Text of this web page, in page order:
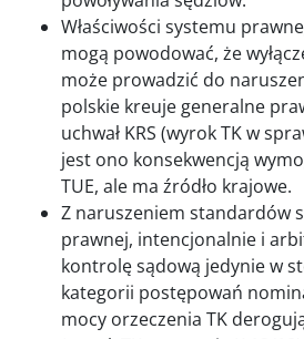
Właściwości systemu
mogą powodować, że
może prowadzić do
polskie kreuje generalne
uchwał KRS (wyrok TK w
jest ono konsekwencją
TUE, ale ma źródło krajowe.
Z naruszeniem standardów
prawnej, intencjonalnie i
kontrolę sądową jedynie w
kategorii postępowań
mocy orzeczenia TK